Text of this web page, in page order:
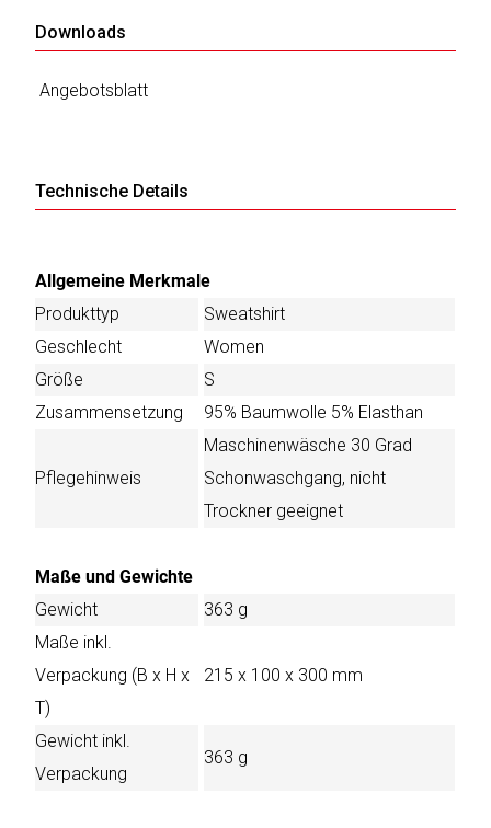
Downloads
Angebotsblatt
Technische Details
Allgemeine Merkmale
Produkttyp
Sweatshirt
Geschlecht
Women
Größe
S
Zusammensetzung
95% Baumwolle 5% Elasthan
Pflegehinweis
Maschinenwäsche 30 Grad
Schonwaschgang, nicht
Trockner geeignet
Maße und Gewichte
Gewicht
363 g
Maße inkl.
Verpackung (B x H x
T)
215 x 100 x 300 mm
Gewicht inkl.
Verpackung
363 g